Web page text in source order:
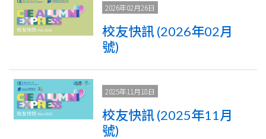
國
際
學
院
2026年02月26日
校友快訊 (2026年02月
號)
2025年11月18日
校友快訊 (2025年11月
號)